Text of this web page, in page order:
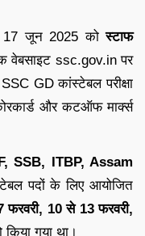
17 जून 2025 कोस्टाफ
वेबसाइट ssc.gov.in पर
GD कांस्टेबल परीक्षा
और कटऑफ मार्क्स
SSB, ITBP, Assam
पदों के लिए आयोजित
फरवरी, 10 से 13 फरवरी,
किया गया था।